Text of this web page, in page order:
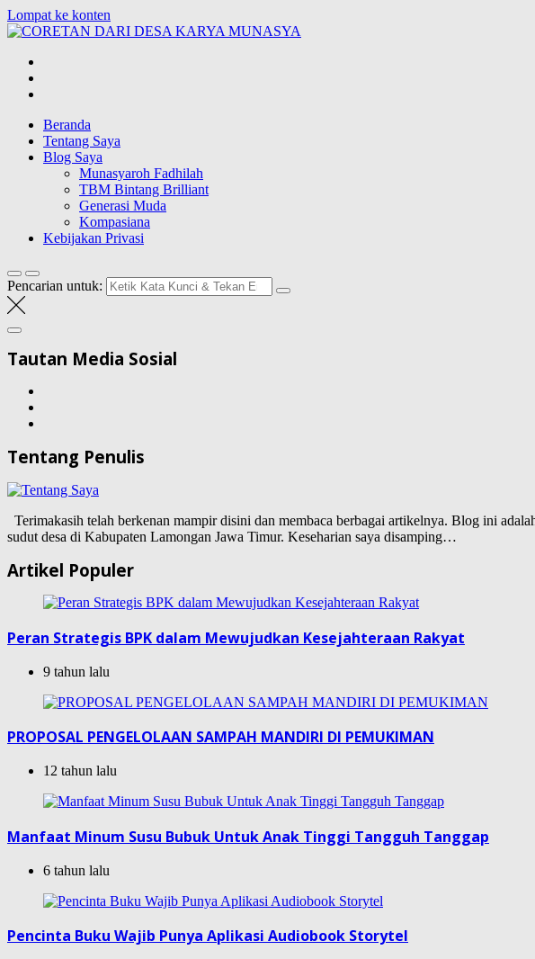
Lompat ke konten
Blog Wong Ndeso yang ingin berbagi berbagai hal di sekitarnya
Beranda
Tentang Saya
Blog Saya
Munasyaroh Fadhilah
TBM Bintang Brilliant
Generasi Muda
Kompasiana
Kebijakan Privasi
Pencarian untuk:
Tautan Media Sosial
Tentang Penulis
Terimakasih telah berkenan mampir disini dan membaca berbagai artikelnya. Blog ini
sudut desa di Kabupaten Lamongan Jawa Timur. Keseharian saya disamping…
Artikel Populer
Peran Strategis BPK dalam Mewujudkan Kesejahteraan Rakyat
9 tahun lalu
PROPOSAL PENGELOLAAN SAMPAH MANDIRI DI PEMUKIMAN
12 tahun lalu
Manfaat Minum Susu Bubuk Untuk Anak Tinggi Tangguh Tanggap
6 tahun lalu
Pencinta Buku Wajib Punya Aplikasi Audiobook Storytel